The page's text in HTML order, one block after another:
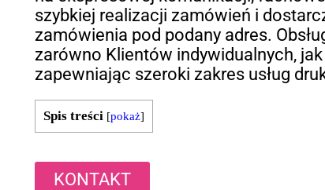
szybkiej realizacji zamówień i
zamówienia pod podany adres.
zarówno Klientów indywidualnych,
zapewniając szeroki zakres usług
Spis treści [pokaż]
KONTAKT